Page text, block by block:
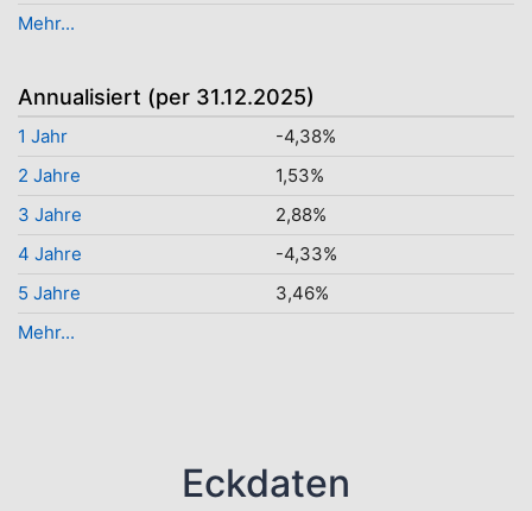
Mehr...
Annualisiert (per 31.12.2025)
1 Jahr
-4,38%
2 Jahre
1,53%
3 Jahre
2,88%
4 Jahre
-4,33%
5 Jahre
3,46%
Mehr...
Eckdaten